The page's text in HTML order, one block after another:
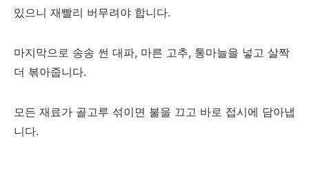
있으니 재빨리 버무려야 합니다.
마지막으로 송송 썬 대파, 마른 고추, 통마늘을 넣고 살짝
더 볶아줍니다.
모든 재료가 골고루 섞이면 불을 끄고 바로 접시에 담아냅
니다.